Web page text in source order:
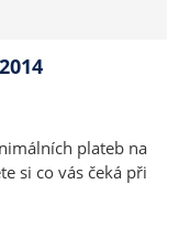
plateb na
si co vás čeká při